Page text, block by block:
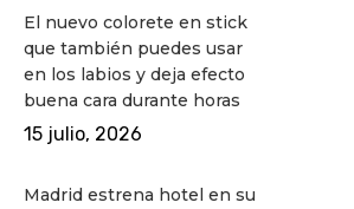
El nuevo colorete en stick
que también puedes usar
en los labios y deja efecto
buena cara durante horas
15 julio, 2026
Madrid estrena hotel en su